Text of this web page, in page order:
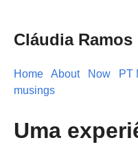
Cláudia
Home About Now PT
musings
Uma